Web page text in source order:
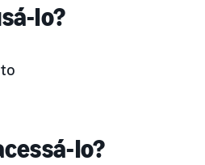
lo?
lo?